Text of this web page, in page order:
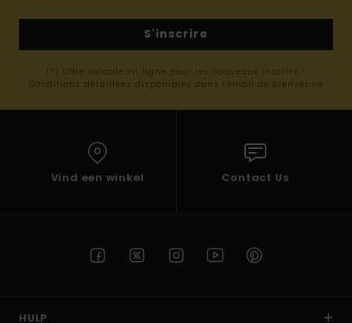
S'inscrire
(*) Offre valable en ligne pour les nouveaux inscrits -
Conditions détaillées disponibles dans l'email de bienvenue
Vind een winkel Contact Us
HULP